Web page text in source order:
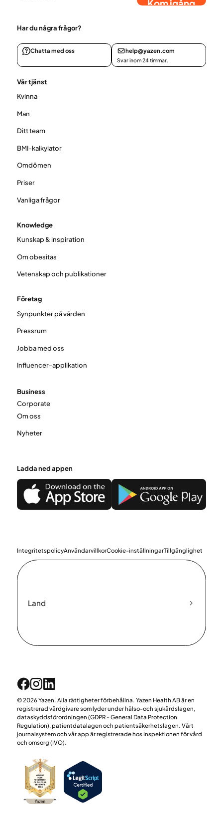
Kom igång
Har du några frågor?
Chatta med oss help@yazen.com
Svar inom 24 timmar.
Vår tjänst
Kvinna
Man
Ditt team
BMI-kalkylator
Omdömen
Priser
Vanliga frågor
Knowledge
Kunskap & inspiration
Om obesitas
Vetenskap och publikationer
Företag
Synpunkter på vården
Pressrum
Jobba med oss
Influencer-applikation
Business
Corporate
Om oss
Nyheter
Ladda ned appen
IntegritetspolicyAnvändarvillkorCookie-inställningarTillgänglighet
Land
© 2026 Yazen. Alla rättigheter förbehållna. Yazen Health AB är en
registrerad vårdgivare som lyder under hälso-och sjukårdslagen,
dataskyddsförordningen (GDPR - General Data Protection
Regulation), patientdatalagen och patientsäkerhetslagen. Vårt
journalsystem och vår app är registrerade hos Inspektionen för vård
och omsorg (IVO).